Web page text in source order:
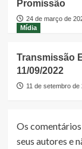
Promissão
24 de março de
Mídia
Transmissão
11/09/2022
11 de setembro de
Os
seus autores e